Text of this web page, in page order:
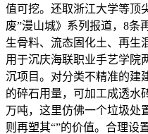
值可挖。还取浙江大学等顶
废”漫山城》系列报道，8条
生骨料、流态固化土、再生
用于沉庆海联职业手艺学院
沉项目。对分类不精准的建
的碎石用量，可加工成透水
万吨，这里仿佛一个垃圾处
则再塑其“”的价值。合理设